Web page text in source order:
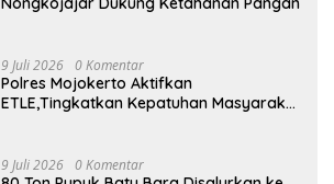
9 Juli 2026 0 Komentar
Polres Mojokerto Aktifkan
ETLE,Tingkatkan Kepatuhan Masyarakat
9 Juli 2026 0 Komentar